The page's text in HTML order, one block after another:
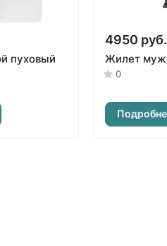
пуховый
4950 руб.
Жилет
0